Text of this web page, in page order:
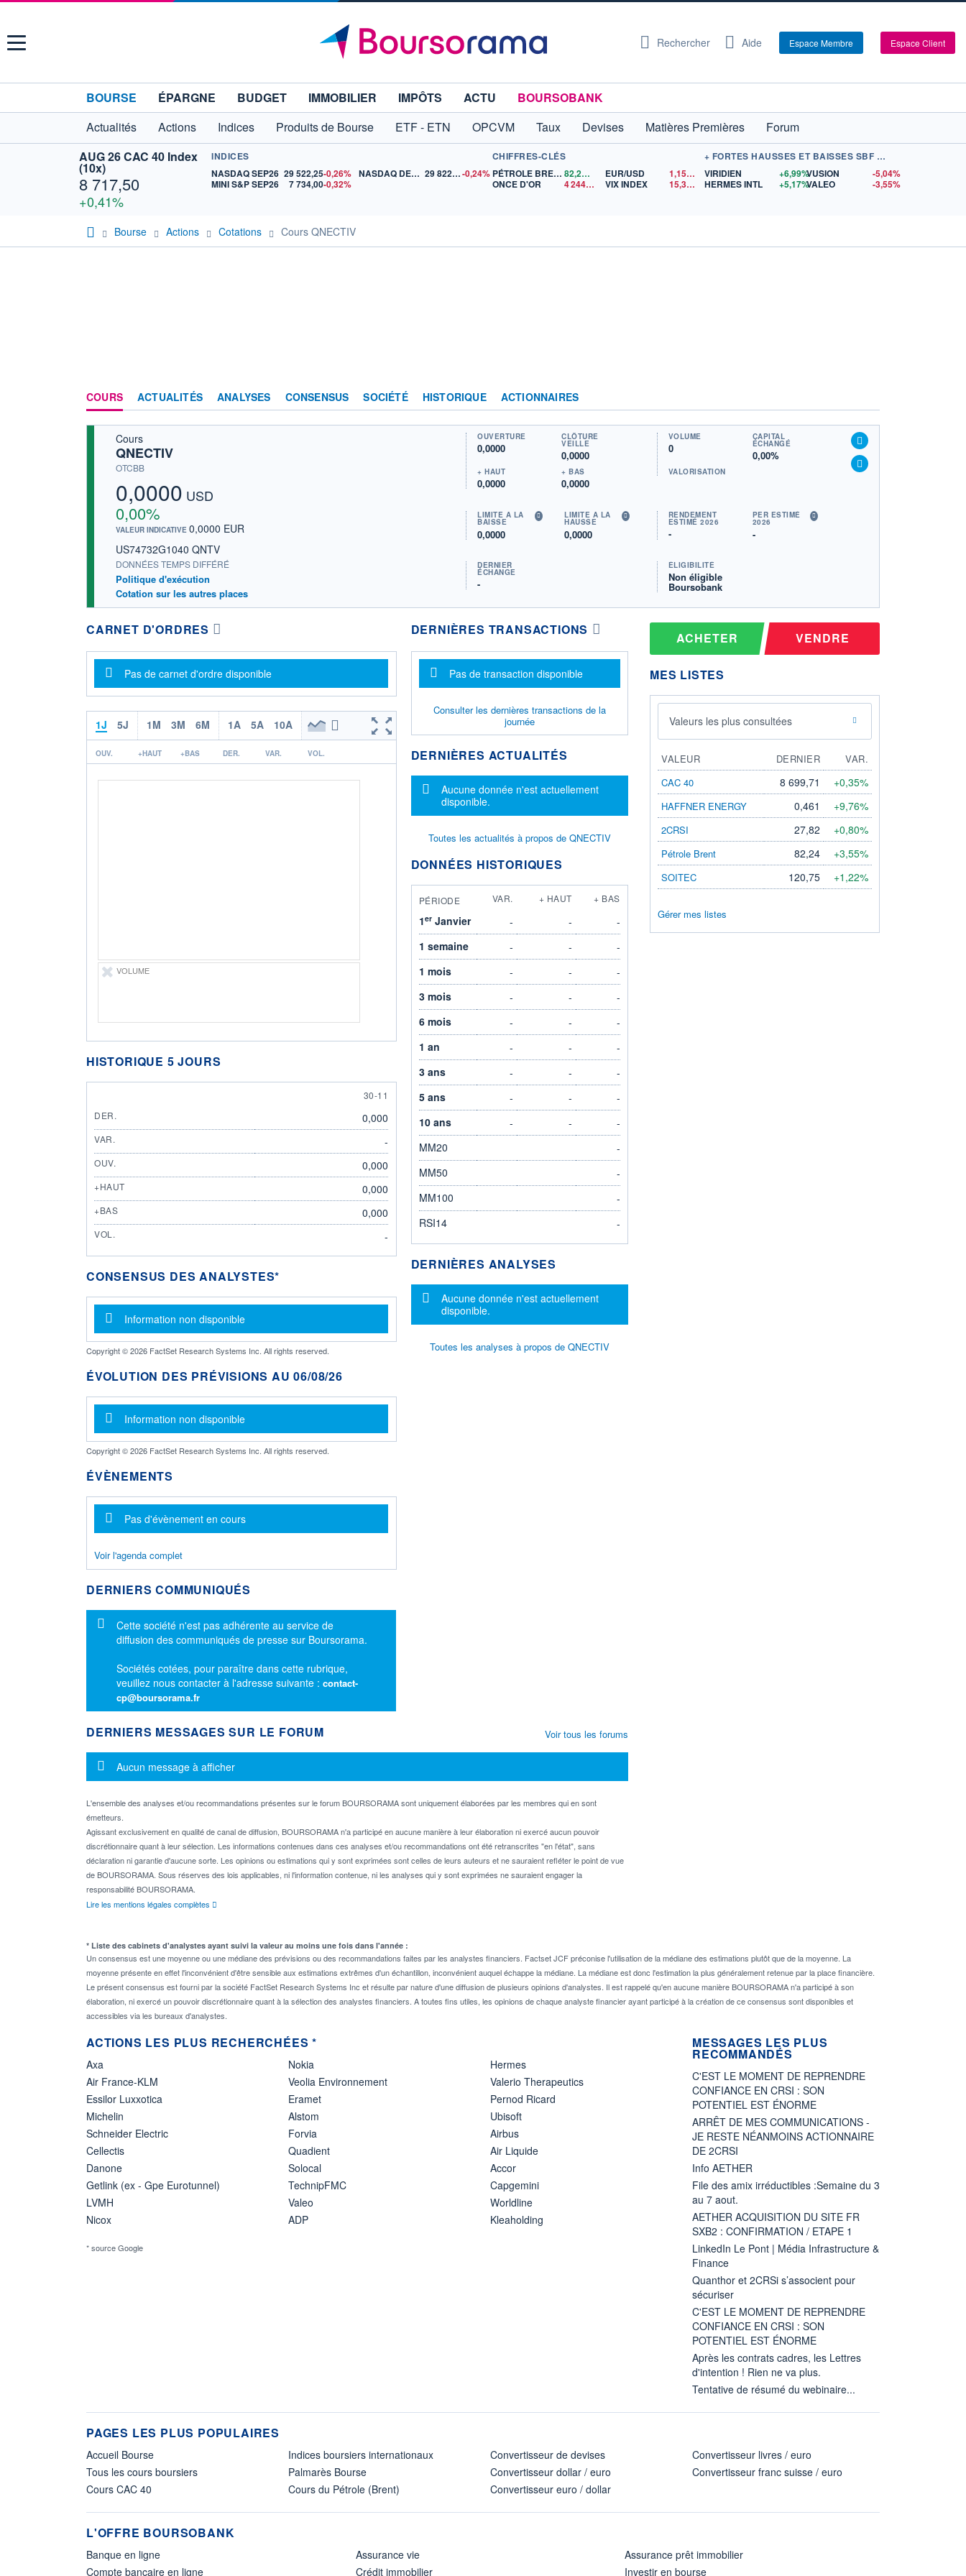
Menu Rechercher Aide Espace Membre Espace Client
BOURSE ÉPARGNE BUDGET IMMOBILIER IMPÔTS ACTU
BOURSOBANK
Actualités
Actions Indices Produits de Bourse ETF - ETN OPCVM Taux Devises Matières Premières
Forum
AUG 26 CAC 40 Index
(10x)
8 717,50
+0,41%
INDICES
NASDAQ SEP26 29 522,25-0,26%
MINI S&P SEP26
7 734,00-0,32%
NASDAQ DEC26 29 822,75-0,24%
CHIFFRES-CLÉS
PÉTROLE BRENT
82,24$US
ONCE D'OR
4 244,37 $US
EUR/USD 1,1523
$US
VIX INDEX
15,36$US
+ FORTES HAUSSES ET BAISSES SBF 120
VIRIDIEN
+6,99%
HERMES INTL
+5,17%
VUSION
-5,04%
VALEO
-3,55%
Bourse Actions Cotations Cours QNECTIV
COURS ACTUALITÉS ANALYSES CONSENSUS SOCIÉTÉ HISTORIQUE ACTIONNAIRES
Cours
QNECTIV
OTCBB
0,0000 USD
0,00%
VALEUR INDICATIVE 0,0000 EUR
US74732G1040 QNTV
DONNÉES TEMPS DIFFÉRÉ
Politique d'exécution
Cotation sur les autres places
OUVERTURE
0,0000
CLÔTURE
VEILLE
0,0000
+ HAUT
0,0000
+ BAS
0,0000
VOLUME
0
CAPITAL
ÉCHANGÉ
0,00%
VALORISATION
LIMITE À LA
BAISSE
0,0000
LIMITE À LA
HAUSSE
0,0000
RENDEMENT
ESTIMÉ 2026
-
PER ESTIMÉ
2026
-
DERNIER
ÉCHANGE
-
ÉLIGIBILITÉ
Non éligible
Boursobank
CARNET D'ORDRES
Message d'information
Pas de carnet d'ordre disponible
1J 5J 1M 3M 6M 1A 5A 10A
OUV. +HAUT +BAS DER. VAR. VOL.
VOLUME
HISTORIQUE 5 JOURS
30 NOVEMBER
30-11
DER.
0,000
VAR. -
OUV. 0,000
+HAUT 0,000
+BAS 0,000
VOL. -
CONSENSUS DES ANALYSTES*
Message d'information
Information non disponible
Copyright © 2026 FactSet Research Systems Inc. All rights reserved.
ÉVOLUTION DES PRÉVISIONS AU 06/08/26
Message d'information
Information non disponible
Copyright © 2026 FactSet Research Systems Inc. All rights reserved.
ÉVÈNEMENTS
Message d'information
Pas d'évènement en cours
Voir l'agenda complet
DERNIERS COMMUNIQUÉS
Message d'information
Cette société n'est pas adhérente au service de
diffusion des communiqués de presse sur Boursorama.
Sociétés cotées, pour paraître dans cette rubrique,
veuillez nous contacter à l'adresse suivante : contact-
cp@boursorama.fr
DERNIÈRES TRANSACTIONS
Message d'information
Pas de transaction disponible
Consulter les dernières transactions de la
journée
DERNIÈRES ACTUALITÉS
Message d'information
Aucune donnée n'est actuellement
disponible.
Toutes les actualités à propos de QNECTIV
DONNÉES HISTORIQUES
PÉRIODE VAR. + HAUT + BAS
1erJanvier - -
-
1 semaine
- -
-
1 mois
- -
-
3 mois
- -
-
6 mois
- -
-
1 an
- -
-
3 ans
- -
-
5 ans
- -
-
10 ans
- -
-
MM20
-
MM50
-
MM100
-
RSI14
-
DERNIÈRES ANALYSES
Message d'information
Aucune donnée n'est actuellement
disponible.
Toutes les analyses à propos de QNECTIV
DERNIERS MESSAGES SUR LE FORUM
Message d'information
Aucun message à afficher
L'ensemble des analyses et/ou recommandations présentes sur le forum BOURSORAMA sont uniquement élaborées par les membres qui en sont
émetteurs.
Agissant exclusivement en qualité de canal de diffusion, BOURSORAMA n'a participé en aucune manière à leur élaboration ni exercé aucun pouvoir
discrétionnaire quant à leur sélection. Les informations contenues dans ces analyses et/ou recommandations ont été retranscrites "en l'état", sans
déclaration ni garantie d'aucune sorte. Les opinions ou estimations qui y sont exprimées sont celles de leurs auteurs et ne sauraient refléter le point de vue
de BOURSORAMA. Sous réserves des lois applicables, ni l'information contenue, ni les analyses qui y sont exprimées ne sauraient engager la
responsabilité BOURSORAMA.
Lire les mentions légales complètes
Voir tous les forums
ACHETER VENDRE
MES LISTES
Valeurs les plus consultées
VALEUR DERNIER
VAR.
CAC 40
8 699,71 +0,35%
HAFFNER ENERGY 0,461 +9,76%
2CRSI 27,82 +0,80%
Pétrole Brent 82,24 +3,55%
SOITEC 120,75 +1,22%
Gérer mes listes
* Liste des cabinets d'analystes ayant suivi la valeur au moins une fois dans l'année :
Un consensus est une moyenne ou une médiane des prévisions ou des recommandations faites par les analystes financiers. Factset JCF préconise l'utilisation de la médiane des estimations plutôt que de la moyenne. La
moyenne présente en effet l'inconvénient d'être sensible aux estimations extrêmes d'un échantillon, inconvénient auquel échappe la médiane. La médiane est donc l'estimation la plus généralement retenue par la place financière.
Le présent consensus est fourni par la société FactSet Research Systems Inc et résulte par nature d'une diffusion de plusieurs opinions d'analystes. Il est rappelé qu'en aucune manière BOURSORAMA n'a participé à son
élaboration, ni exercé un pouvoir discrétionnaire quant à la sélection des analystes financiers. A toutes fins utiles, les opinions de chaque analyste financier ayant participé à la création de ce consensus sont disponibles et
accessibles via les bureaux d'analystes.
ACTIONS LES PLUS RECHERCHÉES *
Axa
Air France-KLM
Essilor Luxxotica
Michelin
Schneider Electric
Cellectis
Danone
Getlink (ex - Gpe Eurotunnel)
LVMH
Nicox
Nokia
Veolia Environnement
Eramet
Alstom
Forvia
Quadient
Solocal
TechnipFMC
Valeo
ADP
Hermes
Valerio Therapeutics
Pernod Ricard
Ubisoft
Airbus
Air Liquide
Accor
Capgemini
Worldline
Kleaholding
* source Google
MESSAGES LES PLUS
RECOMMANDÉS
C'EST LE MOMENT DE REPRENDRE
CONFIANCE EN CRSI : SON
POTENTIEL EST ÉNORME
ARRÊT DE MES COMMUNICATIONS -
JE RESTE NÉANMOINS ACTIONNAIRE
DE 2CRSI
Info AETHER
File des amix irréductibles :Semaine du 3
au 7 aout.
AETHER ACQUISITION DU SITE FR
SXB2 : CONFIRMATION / ETAPE 1
LinkedIn Le Pont | Média Infrastructure &
Finance
Quanthor et 2CRSi s’associent pour
sécuriser
C'EST LE MOMENT DE REPRENDRE
CONFIANCE EN CRSI : SON
POTENTIEL EST ÉNORME
Après les contrats cadres, les Lettres
d'intention ! Rien ne va plus.
Tentative de résumé du webinaire...
PAGES LES PLUS POPULAIRES
Accueil Bourse
Tous les cours boursiers
Cours CAC 40
Indices boursiers internationaux
Palmarès Bourse
Cours du Pétrole (Brent)
Convertisseur de devises
Convertisseur dollar / euro
Convertisseur euro / dollar
Convertisseur livres / euro
Convertisseur franc suisse / euro
L'OFFRE BOURSOBANK
Banque en ligne
Compte bancaire en ligne
Assurance vie
Crédit immobilier
Assurance prêt immobilier
Investir en bourse